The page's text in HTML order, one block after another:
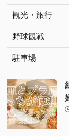
観光・旅行
野球観戦
駐車場